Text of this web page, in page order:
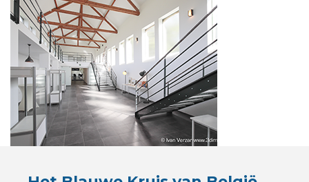
Het
Blauwe
Kruis
Wetgeving